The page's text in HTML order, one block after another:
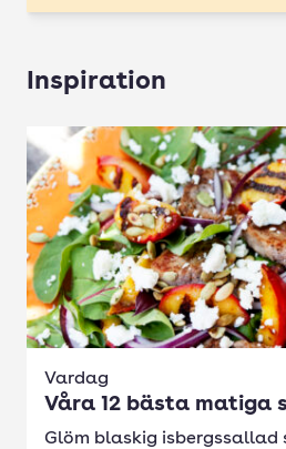
Inspiration
Vardag
Våra 12 bästa matiga
Glöm blaskig isbergssallad